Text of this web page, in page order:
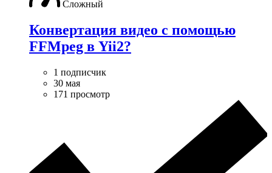
Сложный
Конвертация видео с помощью
FFMpeg в Yii2?
1 подписчик
30 мая
171 просмотр